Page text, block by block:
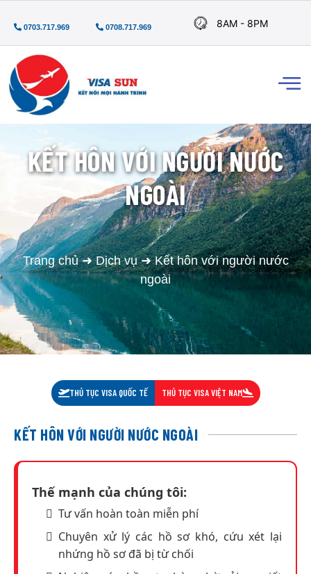
0703.717.969 0708.717.969 8AM - 8PM
KẾT HÔN VỚI NGƯỜI NƯỚC
NGOÀI
Trang chủ➜Dịch vụ➜Kết hôn với người nước
ngoài
THỦ TỤC VISA QUỐC TẾ THỦ TỤC VISA VIỆT NAM
KẾT HÔN VỚI NGƯỜI NƯỚC NGOÀI
Thế mạnh của chúng tôi:
Tư vấn hoàn toàn miễn phí
Chuyên xử lý các hồ sơ khó, cứu xét lại
nhứng hồ sơ đã bị từ chối